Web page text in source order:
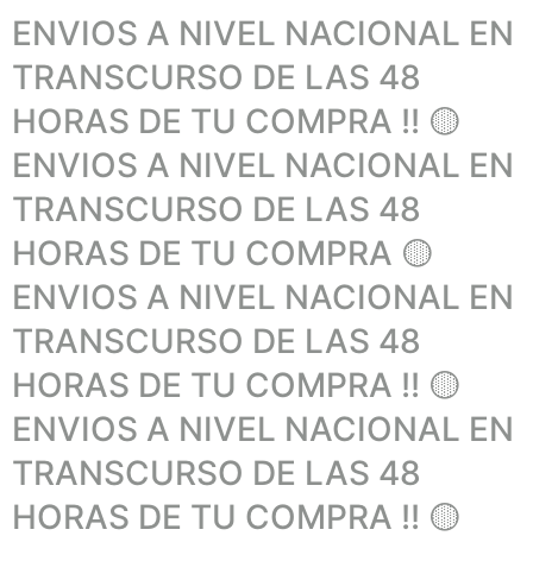
ENVIOS A NIVEL NACIONAL EN
TRANSCURSO DE LAS 48
HORAS DE TU COMPRA !! 🟡
ENVIOS A NIVEL NACIONAL EN
TRANSCURSO DE LAS 48
HORAS DE TU COMPRA 🟡
ENVIOS A NIVEL NACIONAL EN
TRANSCURSO DE LAS 48
HORAS DE TU COMPRA !! 🟡
ENVIOS A NIVEL NACIONAL EN
TRANSCURSO DE LAS 48
HORAS DE TU COMPRA !! 🟡